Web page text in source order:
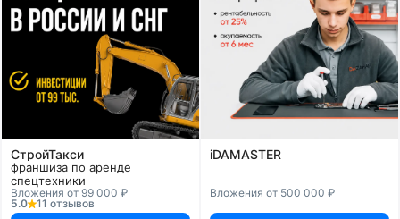
СтройТакси
франшиза по аренде
спецтехники
Вложения от 99 000 ₽
5.0
11 отзывов
iDAMASTER
Вложения от 500 000 ₽